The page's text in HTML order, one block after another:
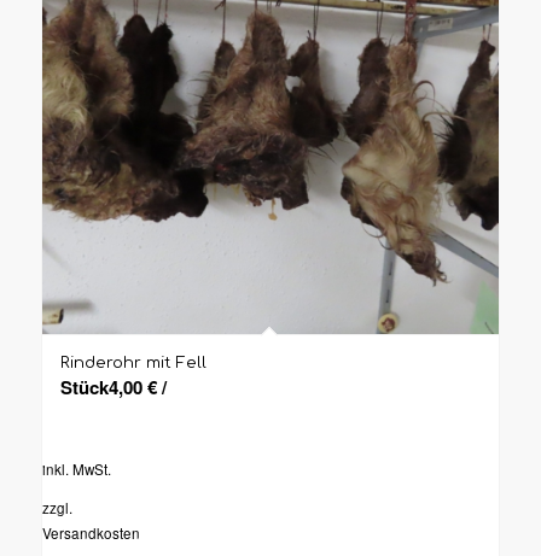
Rinderohr mit Fell
4,00€ /
Stück
inkl. MwSt.
zzgl.
Versandkosten